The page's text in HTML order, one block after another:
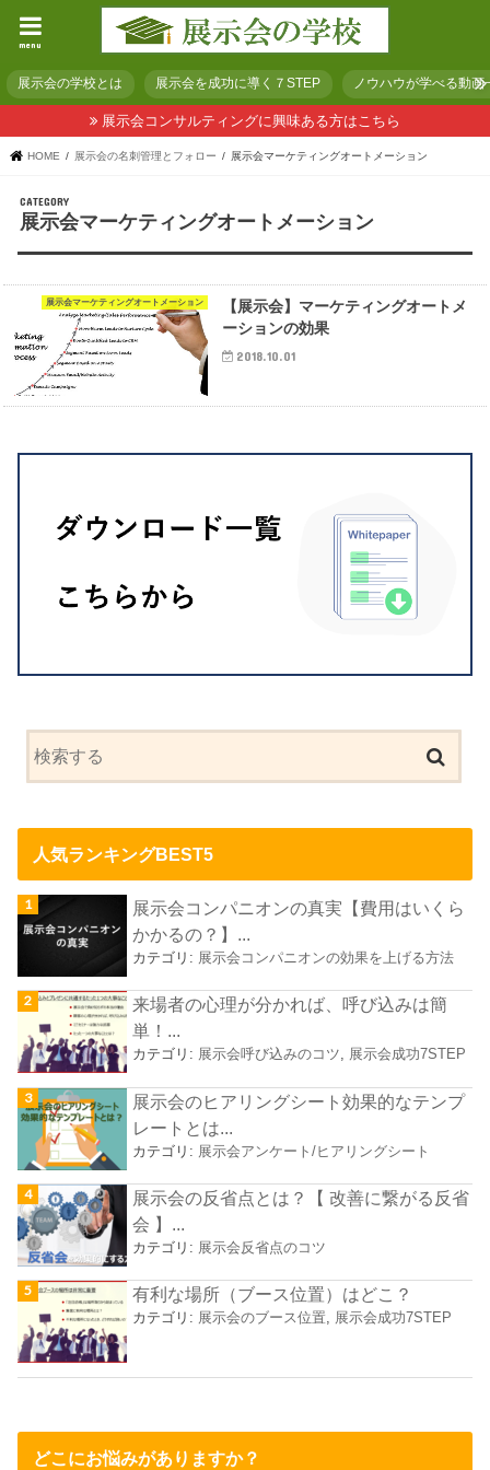
menu
展示会の学校とは 展示会を成功に導く７STEP ノウハウが学べる動画
展示会コンサルティングに興味ある方はこちら
HOME 展示会の名刺管理とフォロー 展示会マーケティングオートメーション
展示会マーケティングオートメーション
展示会マーケティングオートメーション
【展示会】マーケティングオートメ
ーションの効果
2018.10.01
人気ランキングBEST5
展示会コンパニオンの真実【費用はいくら
かかるの？】...
カテゴリ: 展示会コンパニオンの効果を上げる方法
来場者の心理が分かれば、呼び込みは簡
単！...
カテゴリ: 展示会呼び込みのコツ, 展示会成功7STEP
展示会のヒアリングシート効果的なテンプ
レートとは...
カテゴリ: 展示会アンケート/ヒアリングシート
展示会の反省点とは？【 改善に繋がる反省
会 】...
カテゴリ: 展示会反省点のコツ
有利な場所（ブース位置）はどこ？
カテゴリ: 展示会のブース位置, 展示会成功7STEP
どこにお悩みがありますか？